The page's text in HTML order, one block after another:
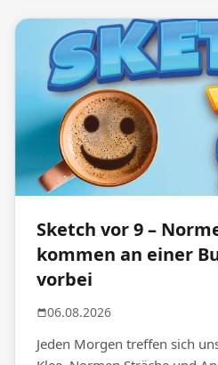
Sketch vor 9 –
kommen an einer
vorbei
06.08.2026
Jeden Morgen treffen sich